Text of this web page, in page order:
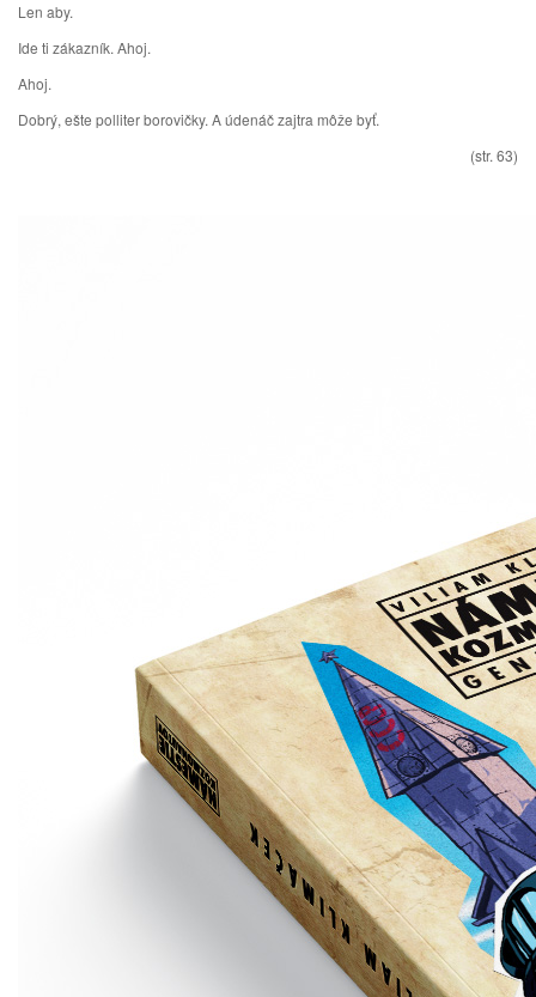
Len aby.
Ide ti zákazník. Ahoj.
Ahoj.
Dobrý, ešte polliter borovičky. A údenáč zajtra môže byť.
(str. 63)